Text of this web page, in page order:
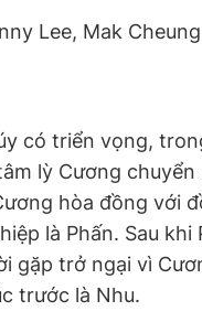
Lee, Mak
có triển vọng,
lỳ Cương
hòa đồng với
là Phấn. Sau khi
gặp trở ngại vì
trước là Nhu.